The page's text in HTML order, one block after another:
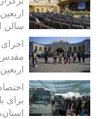
مقدس
برای